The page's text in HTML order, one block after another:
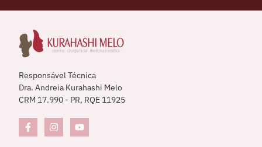
Responsável Técnica
Dra. Andreia Kurahashi Melo
CRM 17.990 - PR, RQE 11925